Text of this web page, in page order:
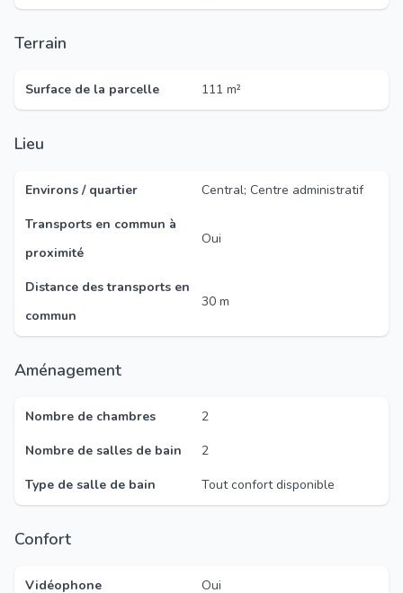
Terrain
Surface de la parcelle 111 m²
Lieu
Environs / quartier
Central; Centre administratif
Transports en commun à
proximité
Oui
Distance des transports en
commun
30 m
Aménagement
Nombre de chambres
2
Nombre de salles de bain
2
Type de salle de bain
Tout confort disponible
Confort
Vidéophone Oui